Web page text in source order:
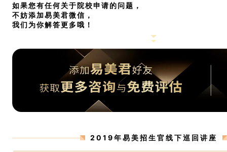
如果您有任何关于院校申请的问题，
不妨添加易美君微信，
我们为你解答更多哦！
2019年易美招生官线下巡回讲座